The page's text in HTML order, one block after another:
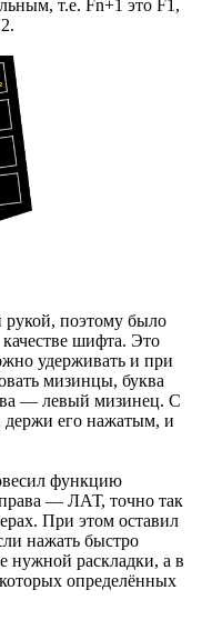
т.е. Fn+1 это F1,
поэтому было
шифта. Это
удерживать и при
мизинцы, буква
— левый мизинец. С
его нажатым, и
функцию
— ЛАТ, точно так
При этом оставил
нажать быстро
нужной раскладки, а в
определённых